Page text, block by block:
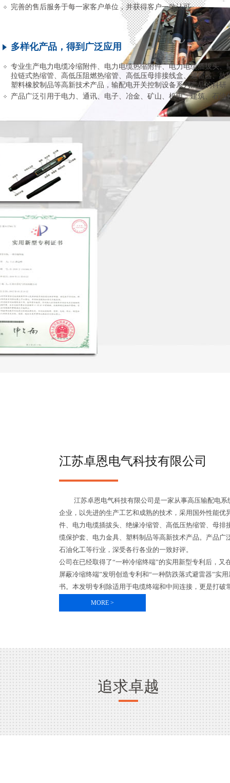
完善的售后服务于每一家客户单位，并获得客户一致认可
多样化产品，得到广泛应用
专业生产电力电缆冷缩附件、电力电缆热缩附件、电力电缆插拔头、
拉链式热缩管、高低压阻燃热缩管、高低压母排接线盒、避雷器、故
塑料橡胶制品等高新技术产品，输配电开关控制设备系列产品的科研
产品广泛引用于电力、通讯、电子、冶金、矿山、机电、建筑、石油
江苏卓恩电气科技有限公司
江苏卓恩电气科技有限公司是一家从事高压输配电系
企业，以先进的生产工艺和成熟的技术，采用国外性能
件、电力电缆插拔头、绝缘冷缩管、高低压热缩管、母
缆保护套、电力金具、塑料制品等高新技术产品。产品
石油化工等行业，深受各行各业的一致好评。
公司在已经取得了“一种冷缩终端”的实用新型专利后，
屏蔽冷缩终端”发明创造专利和“一种防跌落式避雷器”实
书。本发明专利除适用于电缆终端和中间连接，更是打
MORE >
追求卓越